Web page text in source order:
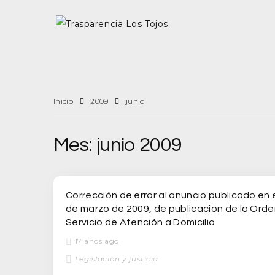
Inicio 2009 junio
Mes: junio 2009
Corrección de error al anuncio publicado en
de marzo de 2009, de publicación de la
Servicio de Atención a Domicilio
17 años ago
Legislación y justicia